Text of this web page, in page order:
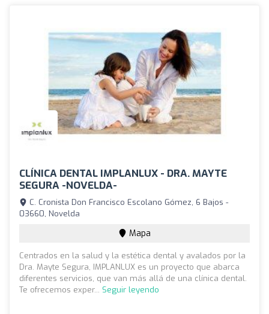
CLÍNICA DENTAL IMPLANLUX - DRA. MAYTE
SEGURA -NOVELDA-
C. Cronista Don Francisco Escolano Gómez, 6 Bajos -
03660, Novelda
Mapa
Centrados en la salud y la estética dental y avalados por la
Dra. Mayte Segura, IMPLANLUX es un proyecto que abarca
diferentes servicios, que van más allá de una clínica dental.
Te ofrecemos exper... Seguir leyendo